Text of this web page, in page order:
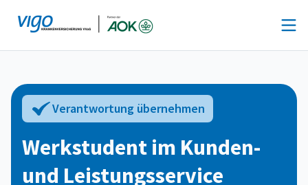
Inhalt
Verantwortung übernehmen
Werkstudent im Kunden-
und Leistungsservice